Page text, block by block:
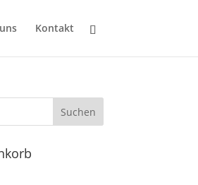
Kontakt
Suchen